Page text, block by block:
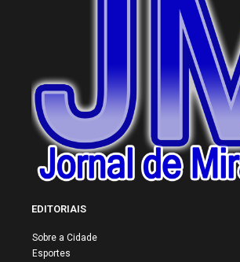
EDITORIAIS
Sobre a Cidade
Esportes